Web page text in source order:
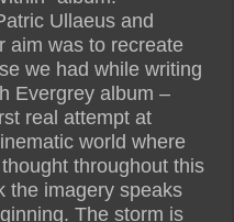
Ullaeus and
aim was to recreate
we had while writing
Evergrey album –
real attempt at
world where
throughout this
the imagery speaks
The storm is